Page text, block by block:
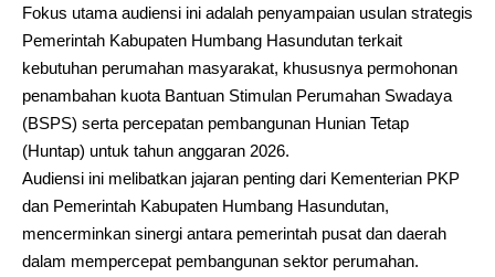
Fokus utama audiensi ini adalah penyampaian usulan strategis
Pemerintah Kabupaten Humbang Hasundutan terkait
kebutuhan perumahan masyarakat, khususnya permohonan
penambahan kuota Bantuan Stimulan Perumahan Swadaya
(BSPS) serta percepatan pembangunan Hunian Tetap
(Huntap) untuk tahun anggaran 2026.
Audiensi ini melibatkan jajaran penting dari Kementerian PKP
dan Pemerintah Kabupaten Humbang Hasundutan,
mencerminkan sinergi antara pemerintah pusat dan daerah
dalam mempercepat pembangunan sektor perumahan.